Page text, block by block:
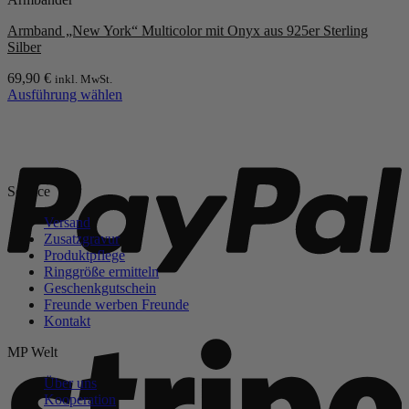
auf.
Die
können
auf
werden
Armband „New York“ Multicolor mit Onyx aus 925er Sterling
Silber
69,90 € inkl. MwSt.
Ausführung wählen
Varianten
auf.
Die
Optionen
können
auf
Produktseite
gewählt
werden
Service
Versand
Zusatzgravur
Produktpflege
Ringgröße ermitteln
Geschenkgutschein
Freunde werben Freunde
Kontakt
MP Welt
Über uns
Kooperation